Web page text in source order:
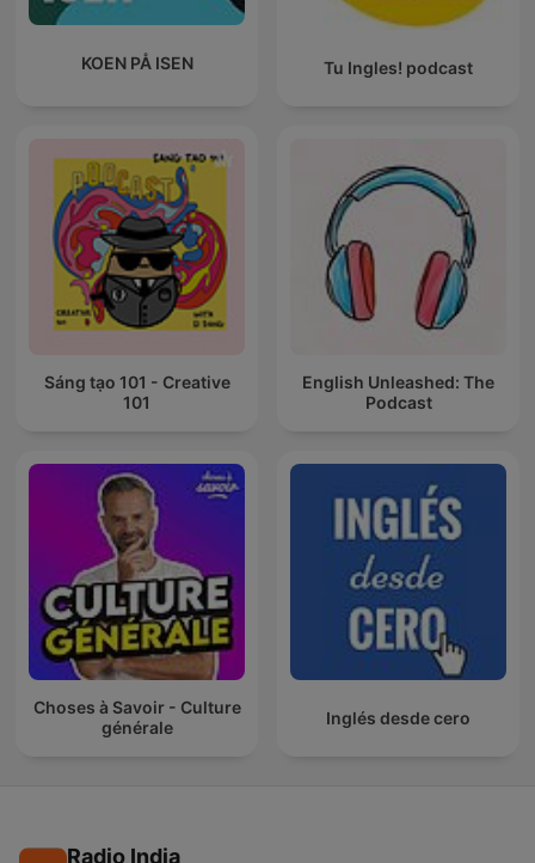
KOEN PÅ ISEN Tu Ingles! podcast
Sáng tạo 101 - Creative
101
English Unleashed: The
Podcast
Choses à Savoir - Culture
générale
Inglés desde cero
Radio India